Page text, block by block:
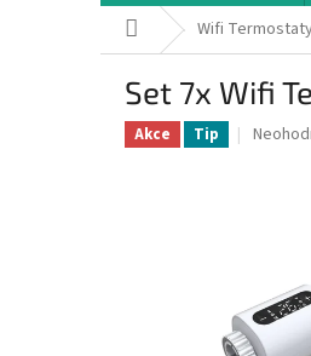
Domů Wifi
Set 7x Wifi
Akce Tip